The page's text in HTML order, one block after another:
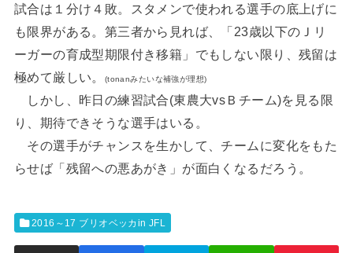
試合は１分け４敗。スタメンで使われる選手の底上げに
も限界がある。第三者から見れば、「23歳以下のＪリ
ーガーの育成型期限付き移籍」でもしない限り、残留は
極めて厳しい。
(tonanみたいな補強が理想)
しかし、昨日の練習試合(東農大vsＢチーム)を見る限
り、期待できそうな選手はいる。
その選手がチャンスを生かして、チームに変化をもた
らせば「残留への悪あがき」が面白くなるだろう。
2016～17 ブリオベッカin JFL